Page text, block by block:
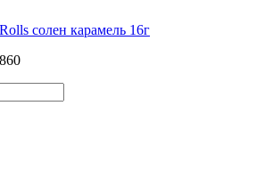
солен карамель 16г